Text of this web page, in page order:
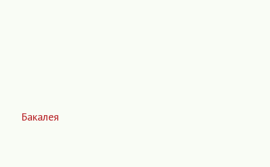
Бакалея